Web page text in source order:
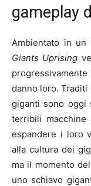
gameplay
Ambientato in un
Giants Uprising
danno loro. Traditi
giganti sono oggi
terribili
espandere i loro
alla cultura dei
ma il momento
uno schiavo